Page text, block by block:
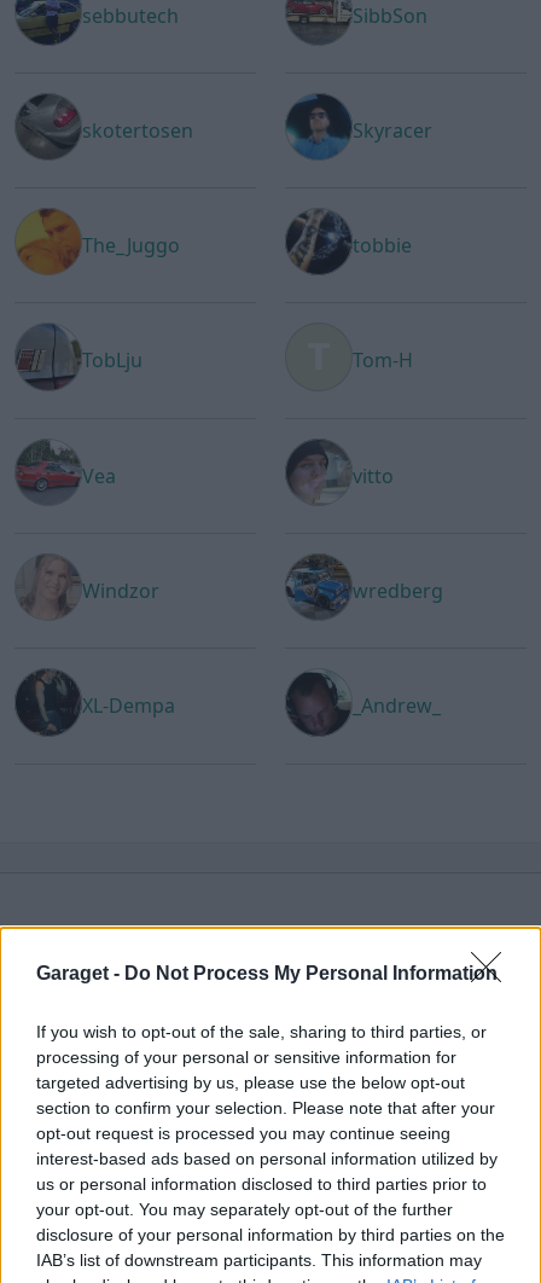
Garaget - Do Not Process My Personal Information
If you wish to opt-out of the sale, sharing to third parties, or
processing of your personal or sensitive information for
targeted advertising by us, please use the below opt-out
section to confirm your selection. Please note that after your
opt-out request is processed you may continue seeing
interest-based ads based on personal information utilized by
us or personal information disclosed to third parties prior to
your opt-out. You may separately opt-out of the further
disclosure of your personal information by third parties on the
IAB’s list of downstream participants. This information may
sebbutech SibbSon
skotertosen Skyracer
The_Juggo tobbie
TobLju Tom-H
Vea vitto
Windzor wredberg
XL-Dempa _Andrew_
Volvo 740 med lh2.2 spridare öppnar hela
Senaste inlägget av KlevaRaggarn för 6 timmar sedan
Generell felsökning
Detta köpte jag nyss-tråden 9738 svar
Senaste inlägget avThe-GOAT för 7 timmar sedaniOff topic
ID 4 vs EX 40 ? 4 svar
Senaste inlägget avMickeEng för 12 timmar sedaniEl- och
hybridbilar